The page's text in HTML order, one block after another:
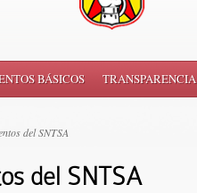
BÁSICOS TRANSPARENCIA
del SNTSA
del SNTSA